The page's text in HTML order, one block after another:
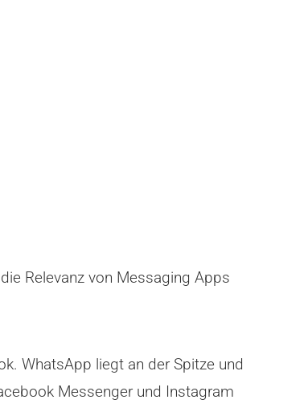
Relevanz von Messaging Apps
WhatsApp liegt an der Spitze und
Messenger und Instagram